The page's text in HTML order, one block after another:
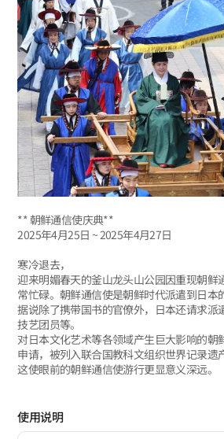
** 朝鲜通信使庆典**
2025年4月25日 ~ 2025年4月27日
寒冷退去，
迎来明媚春天的釜山龙头山公园因重现朝鲜
常忙碌。朝鲜通信使是朝鲜时代派遣到日本
据说除了携带国书的官僚外，日本还请求派
技艺团员等。
对日本文化艺术等各领域产生巨大影响的朝
申请，被列入联合国教科文组织世界记录遗
这使眼前的朝鲜通信使游行更显意义深远。
使用说明